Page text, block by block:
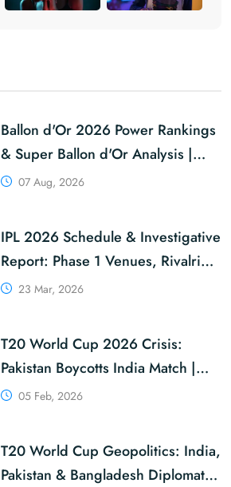
Ballon d'Or 2026 Power Rankings
& Super Ballon d'Or Analysis |
KhabarForYou
07 Aug, 2026
IPL 2026 Schedule & Investigative
Report: Phase 1 Venues, Rivalries
& Strategy | KhabarForYou
23 Mar, 2026
T20 World Cup 2026 Crisis:
Pakistan Boycotts India Match |
Massive $38M ICC Fine?
05 Feb, 2026
T20 World Cup Geopolitics: India,
Pakistan & Bangladesh Diplomatic